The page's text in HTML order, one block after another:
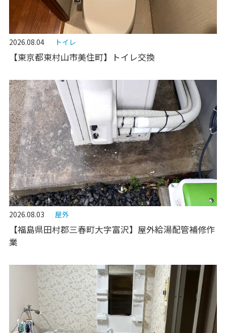
2026.08.04 トイレ
【東京都東村山市美住町】トイレ交換
2026.08.03 屋外
【福島県田村郡三春町大字富沢】屋外給湯配管補修作
業